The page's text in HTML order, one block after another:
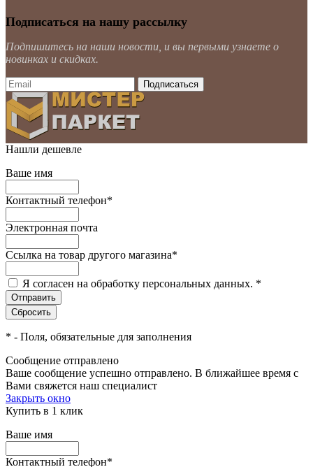
Подписаться на нашу рассылку
Подпишитесь на наши новости, и вы первыми узнаете о
новинках и скидках.
Нашли дешевле
Ваше имя
Контактный телефон*
Электронная почта
Ссылка на товар другого магазина*
Я согласен на обработку персональных данных. *
* - Поля, обязательные для заполнения
Сообщение отправлено
Ваше сообщение успешно отправлено. В ближайшее время с
Вами свяжется наш специалист
Закрыть окно
Купить в 1 клик
Ваше имя
Контактный телефон*